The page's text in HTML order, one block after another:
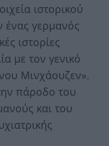
ιστορικού
γερμανός
ιστορίες
με τον γενικό
Μινχάουζεν».
πάροδο του
και του